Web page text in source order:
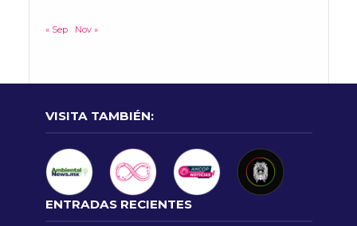
« Sep Nov »
VISITA TAMBIÉN:
ENTRADAS RECIENTES